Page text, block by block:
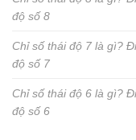
độ số 8
Chỉ số thái độ 7 là gì?
độ số 7
Chỉ số thái độ 6 là gì?
độ số 6